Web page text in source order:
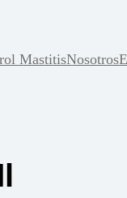
MastitisNosotros